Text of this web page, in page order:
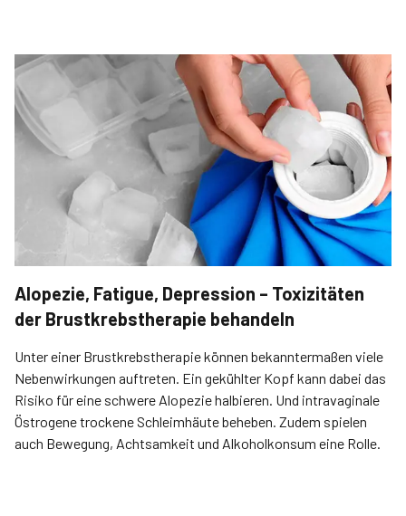
Alopezie, Fatigue, Depression – Toxizitäten
der Brustkrebstherapie behandeln
Unter einer Brustkrebstherapie können bekanntermaßen viele
Nebenwirkungen auftreten. Ein gekühlter Kopf kann dabei das
Risiko für eine schwere Alopezie halbieren. Und intravaginale
Östrogene trockene Schleimhäute beheben. Zudem spielen
auch Bewegung, Achtsamkeit und Alkoholkonsum eine Rolle.